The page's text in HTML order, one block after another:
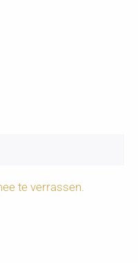
te verrassen.